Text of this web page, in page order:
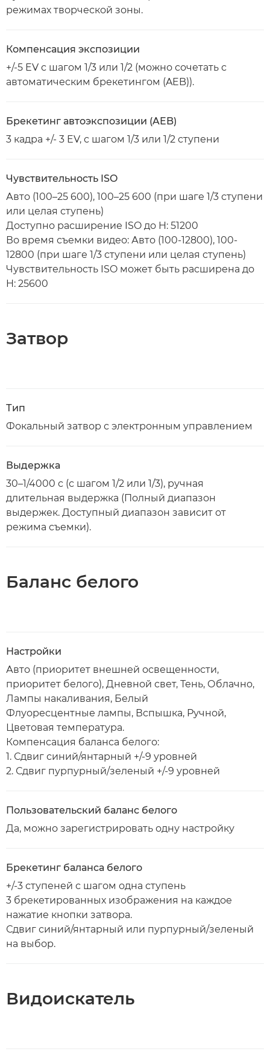
режимах творческой зоны.
Компенсация экспозиции
+/-5 EV с шагом 1/3 или 1/2 (можно сочетать с
автоматическим брекетингом (AEB)).
Брекетинг автоэкспозиции (AEB)
3 кадра +/- 3 EV, с шагом 1/3 или 1/2 ступени
Чувствительность ISO
Авто (100–25 600), 100–25 600 (при шаге 1/3 ступени
или целая ступень)
Доступно расширение ISO до H: 51200
Во время съемки видео: Авто (100-12800), 100-
12800 (при шаге 1/3 ступени или целая ступень)
Чувствительность ISO может быть расширена до
H: 25600
Затвор
Тип
Фокальный затвор с электронным управлением
Выдержка
30–1/4000 с (с шагом 1/2 или 1/3), ручная
длительная выдержка (Полный диапазон
выдержек. Доступный диапазон зависит от
режима съемки).
Баланс белого
Настройки
Авто (приоритет внешней освещенности,
приоритет белого), Дневной свет, Тень, Облачно,
Лампы накаливания, Белый
Флуоресцентные лампы, Вспышка, Ручной,
Цветовая температура.
Компенсация баланса белого:
1. Сдвиг синий/янтарный +/-9 уровней
2. Сдвиг пурпурный/зеленый +/-9 уровней
Пользовательский баланс белого
Да, можно зарегистрировать одну настройку
Брекетинг баланса белого
+/-3 ступеней с шагом одна ступень
3 брекетированных изображения на каждое
нажатие кнопки затвора.
Сдвиг синий/янтарный или пурпурный/зеленый
на выбор.
Видоискатель